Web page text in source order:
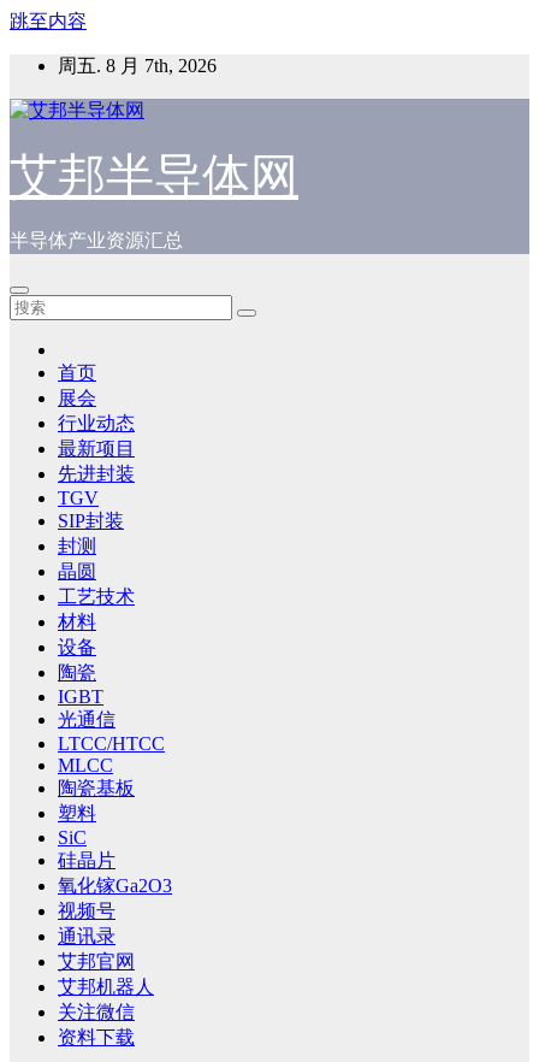
跳至内容
周五. 8 月 7th, 2026
艾邦半导体网
半导体产业资源汇总
首页
展会
行业动态
最新项目
先进封装
TGV
SIP封装
封测
晶圆
工艺技术
材料
设备
陶瓷
IGBT
光通信
LTCC/HTCC
MLCC
陶瓷基板
塑料
SiC
硅晶片
氧化镓Ga2O3
视频号
通讯录
艾邦官网
艾邦机器人
关注微信
资料下载